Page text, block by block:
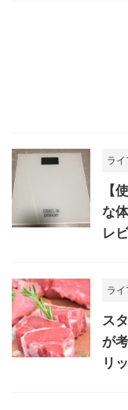
ラ
【
な
レ
ラ
ス
が
リ